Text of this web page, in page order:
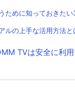
ために知っておきたい
ルの上手な活用方法と
TVは安全に利